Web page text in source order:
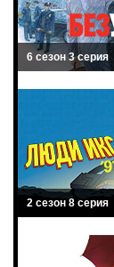
6 сезон 3 серия
2 сезон 8 серия